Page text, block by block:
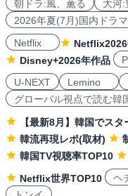
朝ドラ:風、薫る 大河:
2026年夏(7月)国内ドラ
Netflix
Disney+2026年作品
U-NEXT
Lemino
グローバル視点で読む韓
【最新8月】韓国でス
韓流再現レポ(取材)
韓国TV視聴率TOP10
Netflix世界TOP10
ヘ